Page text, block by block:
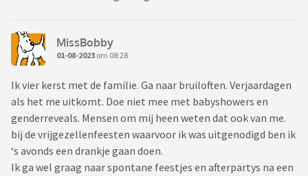
MissBobby
01-08-2023 om 08:28
Ik vier kerst met de familie. Ga naar bruiloften. Verjaardagen
als het me uitkomt. Doe niet mee met babyshowers en
genderreveals. Mensen om mij heen weten dat ook van me.
bij de vrijgezellenfeesten waarvoor ik was uitgenodigd ben ik
‘s avonds een drankje gaan doen.
Ik ga wel graag naar spontane feestjes en afterpartys na een